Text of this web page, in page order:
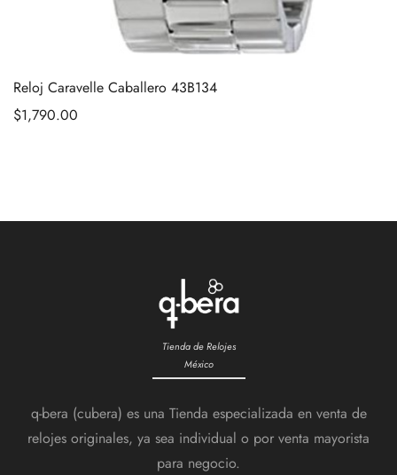
Reloj Caravelle Caballero 43B134
$1,790.00
Tienda de Relojes
México
q-bera (cubera) es una Tienda especializada en venta de
relojes originales, ya sea individual o por venta mayorista
para negocio.